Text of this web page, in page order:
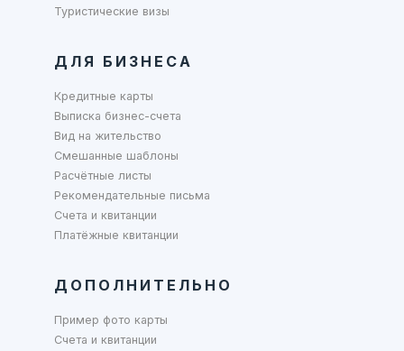
Туристические визы
ДЛЯ БИЗНЕСА
Кредитные карты
Выписка бизнес-счета
Вид на жительство
Смешанные шаблоны
Расчётные листы
Рекомендательные письма
Счета и квитанции
Платёжные квитанции
ДОПОЛНИТЕЛЬНО
Пример фото карты
Счета и квитанции